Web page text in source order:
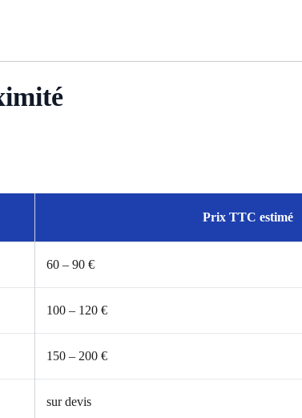
Prix TTC estimé
60 – 90 €
100 – 120 €
150 – 200 €
sur devis